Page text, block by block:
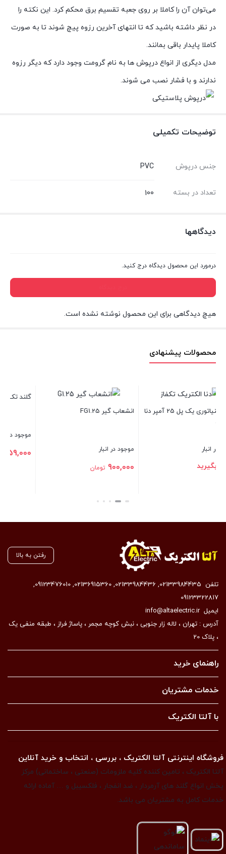
می‌توان آن را کاملا بر روی جعبه تقسیم برق محکم کرد. این نکته را
در نظر داشته باشید که تا انتهای آخرین رزوه پیچ شوند تا به صورت
کاملا پایدار باقی بمانند.
مدل دیگری از انواع درپوش ها به نام گرومت وجود دارد که دیگر رزوه
ندارند و با فشار نصب می شوند.
توضیحات تکمیلی
جنس درپوش PVC
تعداد در بسته 100
دیدگاهها
درمورد این محصول دیدگاه درج کنید.
هیچ دیدگاهی برای این محصول نوشته نشده است.
محصولات پیشنهادی
گلند تک پیچ لوله فلکسی سایز 29
وایرشو دوبل هفتاد و پنج
برنجی
رفتن به بالا
تلفن 02133984435
,
02133984436
,
02136915360
,
09123476010
,
09123322817
ایمیلinfo@altaelectric.ir
آدرس : تهران ، لاله زار جنوبی ، نبش کوچه مجمر ، پاساژ فراز ، طبقه منفی یک
، پلاک 20
راهنمای خرید
خدمات مشتریان
با آلتا الکتریک
فروشگاه اینترنتی آلتا الکتریک ، بررسی ، انتخاب و خرید آنلاین
آلتا الکتریک ، تامین کننده کلیه ملزومات (صنعتی ، ساختمانی) مرکز
پخش انواع گلند های آرمردار ، ضد انفجار ، فلکسیبل و … آماده ارائه
خدمات کامل به مشتریان می باشد.